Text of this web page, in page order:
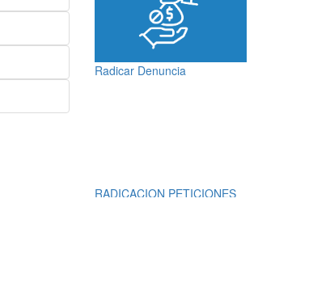
Radicar Denuncia
RADICACION PETICIONES